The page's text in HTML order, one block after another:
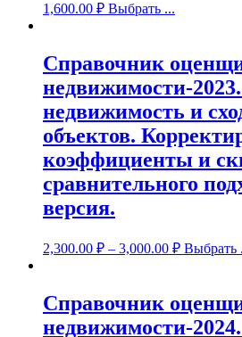
1,600.00 ₽ Выбрать ...
Справочник
недвижимости-
недвижимость и
объектов.
коэффициенты и
сравнительного
версия.
2,300.00 ₽ – 3,000.00 ₽ Выбрать
Справочник
недвижимости-